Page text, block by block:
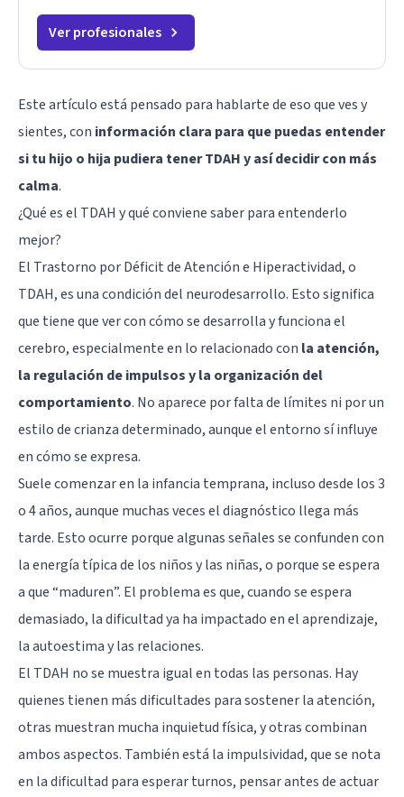
Ver profesionales
Este artículo está pensado para hablarte de eso que ves y
sientes, con información clara para que puedas entender
si tu hijo o hija pudiera tenerTDAHy así decidir con más
calma.
¿Qué es el TDAH y qué conviene saber para entenderlo
mejor?
El Trastorno por Déficit de Atención e Hiperactividad, o
TDAH, es una condición del neurodesarrollo. Esto significa
que tiene que ver con cómo se desarrolla y funciona el
cerebro, especialmente en lo relacionado con la atención,
la regulación de impulsos y la organización del
comportamiento. No aparece por falta de límites ni por un
estilo de crianza determinado, aunque el entorno sí influye
en cómo se expresa.
Suele comenzar en la infancia temprana, incluso desde los 3
o 4 años, aunque muchas veces el diagnóstico llega más
tarde. Esto ocurre porque algunas señales se confunden con
la energía típica de los niños y las niñas, o porque se espera
a que “maduren”. El problema es que, cuando se espera
demasiado, la dificultad ya ha impactado en el aprendizaje,
la autoestima y las relaciones.
El TDAH no se muestra igual en todas las personas. Hay
quienes tienen más dificultades para sostener la atención,
otras muestran mucha inquietud física, y otras combinan
ambos aspectos. También está la impulsividad, que se nota
en la dificultad para esperar turnos, pensar antes de actuar